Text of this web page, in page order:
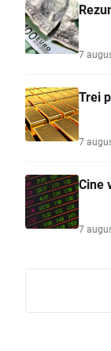
7
Trei
7
Cine
7